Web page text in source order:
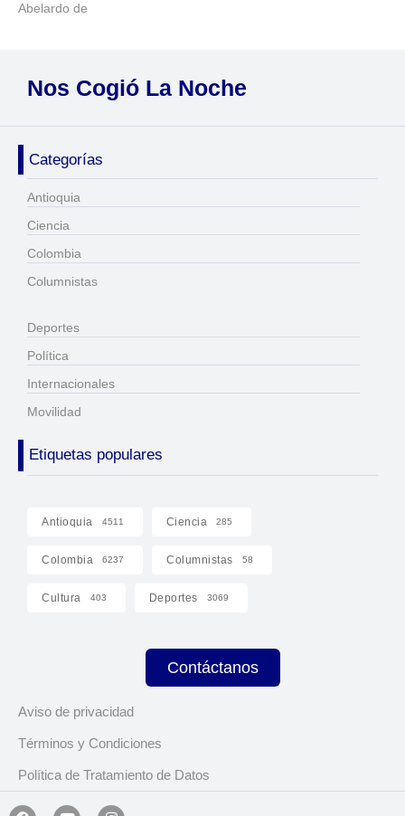
Abelardo de
Nos Cogió La Noche
Categorías
Antioquia
Ciencia
Colombia
Columnistas
Deportes
Política
Internacionales
Movilidad
Etiquetas populares
Antioquia 4511 Ciencia 285
Colombia 6237 Columnistas 58
Cultura 403 Deportes 3069
Contáctanos
Aviso de privacidad
Términos y Condiciones
Política de Tratamiento de Datos